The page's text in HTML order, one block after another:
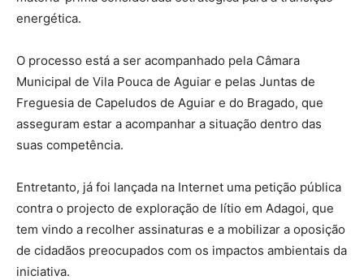
energética.
O processo está a ser acompanhado pela Câmara
Municipal de Vila Pouca de Aguiar e pelas Juntas de
Freguesia de Capeludos de Aguiar e do Bragado, que
asseguram estar a acompanhar a situação dentro das
suas competência.
Entretanto, já foi lançada na Internet uma petição pública
contra o projecto de exploração de lítio em Adagoi, que
tem vindo a recolher assinaturas e a mobilizar a oposição
de cidadãos preocupados com os impactos ambientais da
iniciativa.